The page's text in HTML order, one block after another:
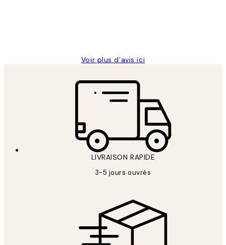
Voir plus d’avis ici
LIVRAISON RAPIDE
3-5 jours ouvrés